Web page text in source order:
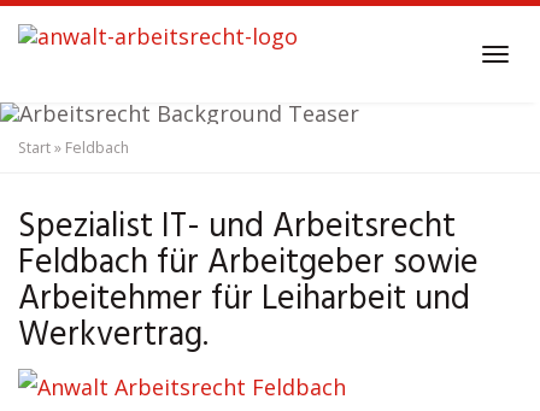
Skip
to
content
Start» Feldbach
Spezialist IT- und Arbeitsrecht
Feldbach für Arbeitgeber sowie
Arbeitehmer für Leiharbeit und
Werkvertrag.